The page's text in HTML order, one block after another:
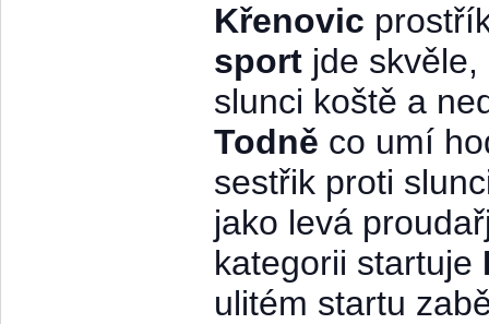
Křenovic
sport jde
slunci koště a
Todně co umí
sestřik proti
jako levá
kategorii startuje
ulitém startu